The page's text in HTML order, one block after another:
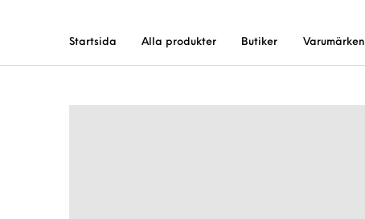
Startsida Alla produkter Butiker Varumärken